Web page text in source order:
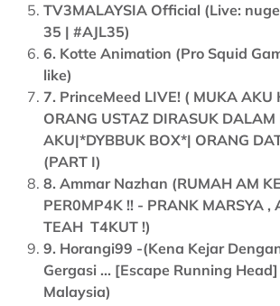
TV3MALAYSIA Official (Live:
35 | #AJL35)
6. Kotte Animation (Pro Squid
like)
7. PrinceMeed LIVE! ( MUKA AKU
ORANG USTAZ DIRASUK
AKU|*DYBBUK BOX*| ORANG
(PART I)
8. Ammar Nazhan (RUMAH AM
PER0MP4K !! - PRANK MARSYA ,
TEAH T4KUT !)
9. Horangi99 -(Kena Kejar
Gergasi ... [Escape Running
Malaysia)